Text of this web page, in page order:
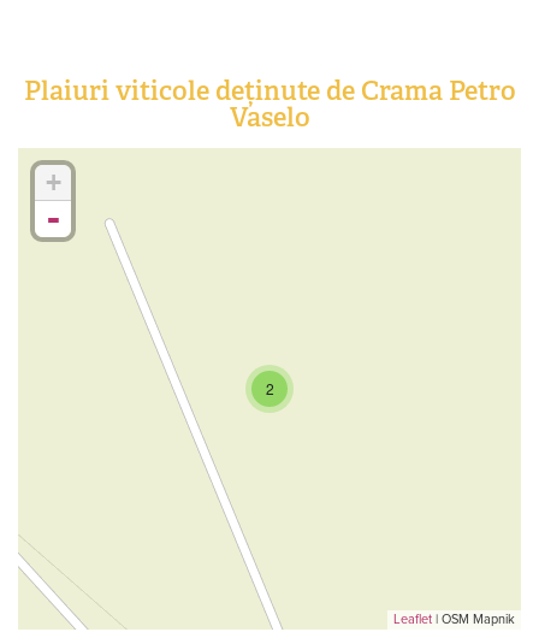
Plaiuri viticole deținute de Crama Petro
Vaselo
2
+
-
Leaflet | OSM Mapnik